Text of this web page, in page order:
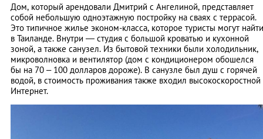
Дом, который арендовали Дмитрий с Ангелиной, представляет
собой небольшую одноэтажную постройку на сваях с террасой.
Это типичное жилье эконом-класса, которое туристы могут найти
в Таиланде. Внутри — студия с большой кроватью и кухонной
зоной, а также санузел. Из бытовой техники были холодильник,
микроволновка и вентилятор (дом с кондиционером обошелся
бы на 70 – 100 долларов дороже). В санузле был душ с горячей
водой, в стоимость проживания также входил высокоскоростной
Интернет.